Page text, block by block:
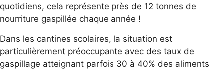
quotidiens, cela représente près de 12 tonnes de
nourriture gaspillée chaque année !
Dans les cantines scolaires, la situation est
particulièrement préoccupante avec des taux de
gaspillage atteignant parfois 30 à 40% des aliments